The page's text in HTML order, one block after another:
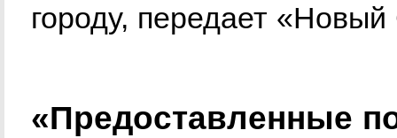
городу, передает
«Предоставленные